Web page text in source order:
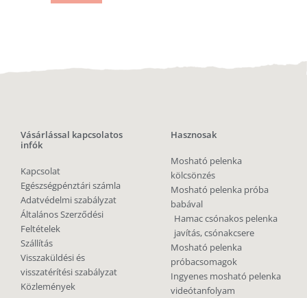
Vásárlással kapcsolatos
infók
Kapcsolat
Egészségpénztári számla
Adatvédelmi szabályzat
Általános Szerződési
Feltételek
Szállítás
Visszaküldési és
visszatérítési szabályzat
Közlemények
Hasznosak
Mosható pelenka
kölcsönzés
Mosható pelenka próba
babával
Hamac csónakos pelenka
javítás, csónakcsere
Mosható pelenka
próbacsomagok
Ingyenes mosható pelenka
videótanfolyam